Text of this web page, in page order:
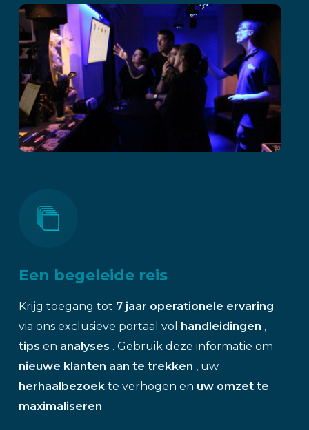
Een begeleide reis
Krijg toegang tot 7 jaar operationele ervaring
via ons exclusieve portaal vol handleidingen ,
tips en analyses . Gebruik deze informatie om
nieuwe klanten aan te trekken , uw
herhaalbezoek te verhogen en uw omzet te
maximaliseren .